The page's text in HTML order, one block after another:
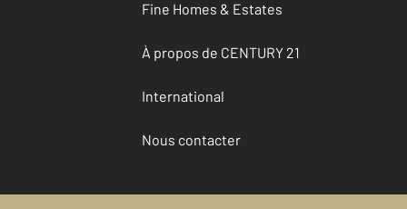
Fine Homes & Estates
À propos de CENTURY 21
International
Nous contacter